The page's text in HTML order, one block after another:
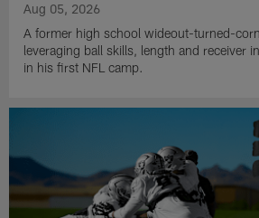
Aug 05, 2026
A former high school wideout-turned-
leveraging ball skills, length and receiver
in his first NFL camp.